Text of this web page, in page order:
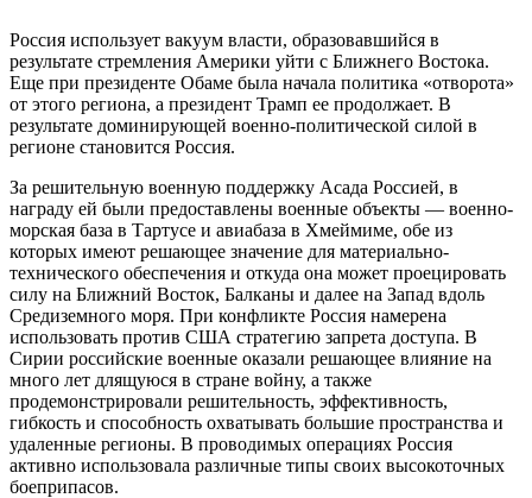
Россия использует вакуум власти, образовавшийся в
результате стремления Америки уйти с Ближнего Востока.
Еще при президенте Обаме была начала политика «отворота»
от этого региона, а президент Трамп ее продолжает. В
результате доминирующей военно-политической силой в
регионе становится Россия.
За решительную военную поддержку Асада Россией, в
награду ей были предоставлены военные объекты — военно-
морская база в Тартусе и авиабаза в Хмеймиме, обе из
которых имеют решающее значение для материально-
технического обеспечения и откуда она может проецировать
силу на Ближний Восток, Балканы и далее на Запад вдоль
Средиземного моря. При конфликте Россия намерена
использовать против США стратегию запрета доступа. В
Сирии российские военные оказали решающее влияние на
много лет длящуюся в стране войну, а также
продемонстрировали решительность, эффективность,
гибкость и способность охватывать большие пространства и
удаленные регионы. В проводимых операциях Россия
активно использовала различные типы своих высокоточных
боеприпасов.